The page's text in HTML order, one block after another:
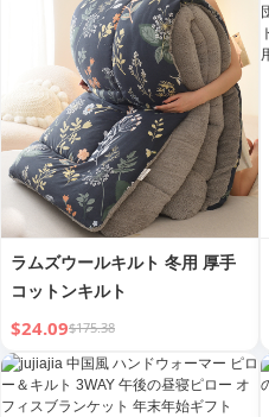
ラムズウールキルト 冬用 厚手
コットンキルト
$24.09$175.38